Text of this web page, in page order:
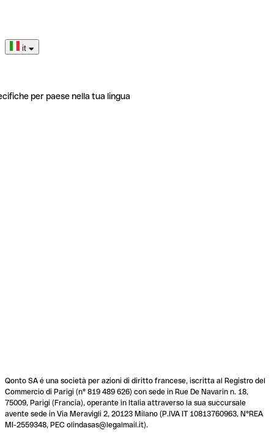
it
per paese nella tua lingua
Qonto SA é una società per azioni di diritto francese, iscritta al Registro del
Commercio di Parigi (n° 819 489 626) con sede in Rue De Navarin n. 18,
75009, Parigi (Francia), operante in Italia attraverso la sua succursale
avente sede in Via Meravigli 2, 20123 Milano (P.IVA IT 10813760963, N°REA
MI-2559348, PEC olindasas@legalmail.it).